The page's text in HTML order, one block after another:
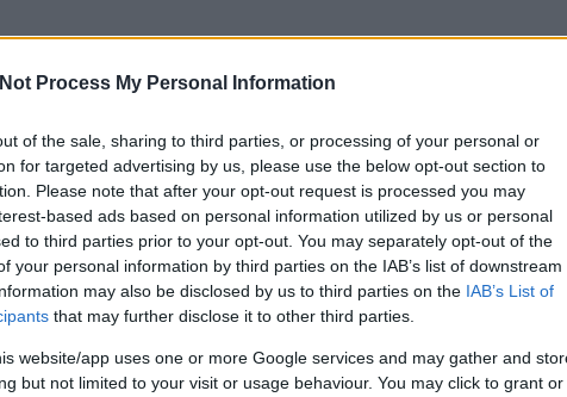
Process My Personal Information
of the sale, sharing to third parties, or processing of your personal or
for targeted advertising by us, please use the below opt-out section to
Please note that after your opt-out request is processed you may
based ads based on personal information utilized by us or personal
to third parties prior to your opt-out. You may separately opt-out of the
your personal information by third parties on the IAB’s list of downstream
may also be disclosed by us to third parties on the IAB’s List of
that may further disclose it to other third parties.
website/app uses one or more Google services and may gather and
but not limited to your visit or usage behaviour. You may click to grant or
alapítója hozzátette: a Bartók Tavasz nem zenei, hanem
Fontos mérföldkő az eseménysorozat életében, hogy a nagy
Tavasz. Április 21-én Miskolcon, április 25-én Győrben nyitott
– fűzte hozzá.